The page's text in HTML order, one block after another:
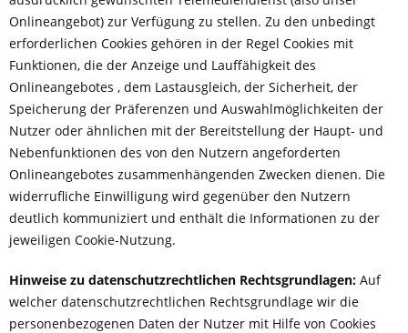
Onlineangebot) zur Verfügung zu stellen. Zu den unbedingt
erforderlichen Cookies gehören in der Regel Cookies mit
Funktionen, die der Anzeige und Lauffähigkeit des
Onlineangebotes , dem Lastausgleich, der Sicherheit, der
Speicherung der Präferenzen und Auswahlmöglichkeiten der
Nutzer oder ähnlichen mit der Bereitstellung der Haupt- und
Nebenfunktionen des von den Nutzern angeforderten
Onlineangebotes zusammenhängenden Zwecken dienen. Die
widerrufliche Einwilligung wird gegenüber den Nutzern
deutlich kommuniziert und enthält die Informationen zu der
jeweiligen Cookie-Nutzung.
Hinweise zu datenschutzrechtlichen Rechtsgrundlagen: Auf
welcher datenschutzrechtlichen Rechtsgrundlage wir die
personenbezogenen Daten der Nutzer mit Hilfe von Cookies